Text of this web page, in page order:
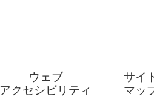
ウェブ
アクセシビリティ
サイ
マッ